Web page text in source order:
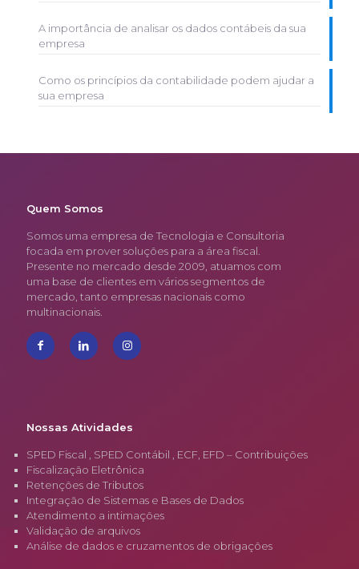
A importância de analisar os dados contábeis da sua
empresa
Como os princípios da contabilidade podem ajudar a
sua empresa
Quem Somos
Somos uma empresa de Tecnologia e Consultoria
focada em prover soluções para a área fiscal.
Presente no mercado desde 2009, atuamos com
uma base de clientes em vários segmentos de
mercado, tanto empresas nacionais como
multinacionais.
Nossas Atividades
SPED Fiscal , SPED Contábil , ECF, EFD – Contribuições
Fiscalização Eletrônica
Retenções de Tributos
Integração de Sistemas e Bases de Dados
Atendimento a intimações
Validação de arquivos
Análise de dados e cruzamentos de obrigações